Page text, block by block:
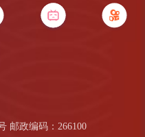
邮政编码：266100